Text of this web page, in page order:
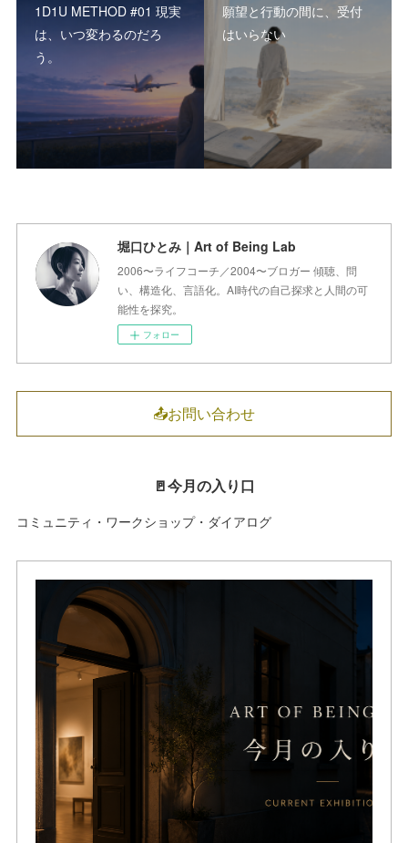
1D1U METHOD #01 現実
は、いつ変わるのだろ
う。
願望と行動の間に、受付
はいらない
堀口ひとみ｜Art of Being Lab
2006〜ライフコーチ／2004〜ブロガー 傾聴、問
い、構造化、言語化。AI時代の自己探求と人間の可
能性を探究。
フォロー
📤お問い合わせ
🚪今月の入り口
コミュニティ・ワークショップ・ダイアログ